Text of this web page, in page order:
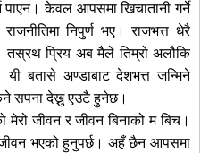
पाएन। केवल आपसमा खिचातानी गर्ने
निपुर्ण भए। राजभत्त धेरै
तस्रथ पि्रय अब मैले तिम्रो अलौकि
बतासे अण्डाबाट देशभत्त जन्मिने
सपना देख्नु एउटै हुनेछ।
मेरो जीवन र जीवन बिनाको म बिच।
भएको हुनुपर्छ। अहँ छैन आपसमा